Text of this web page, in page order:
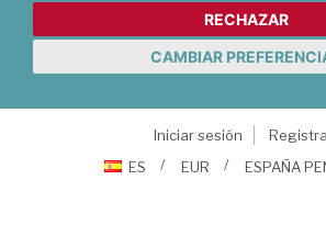
RECHAZAR
CAMBIAR
Iniciar sesión
ES
EUR ESPAÑA